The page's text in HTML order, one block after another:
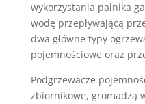
wykorzystania palnika
wodę przepływającą
dwa główne typy
pojemnościowe oraz
Podgrzewacze
zbiornikowe, gromadzą